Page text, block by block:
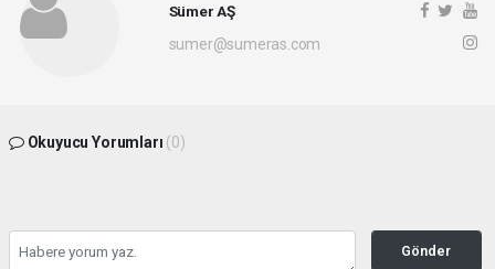
Sümer AŞ
sumer@sumeras.com
Okuyucu Yorumları (0)
Gönder